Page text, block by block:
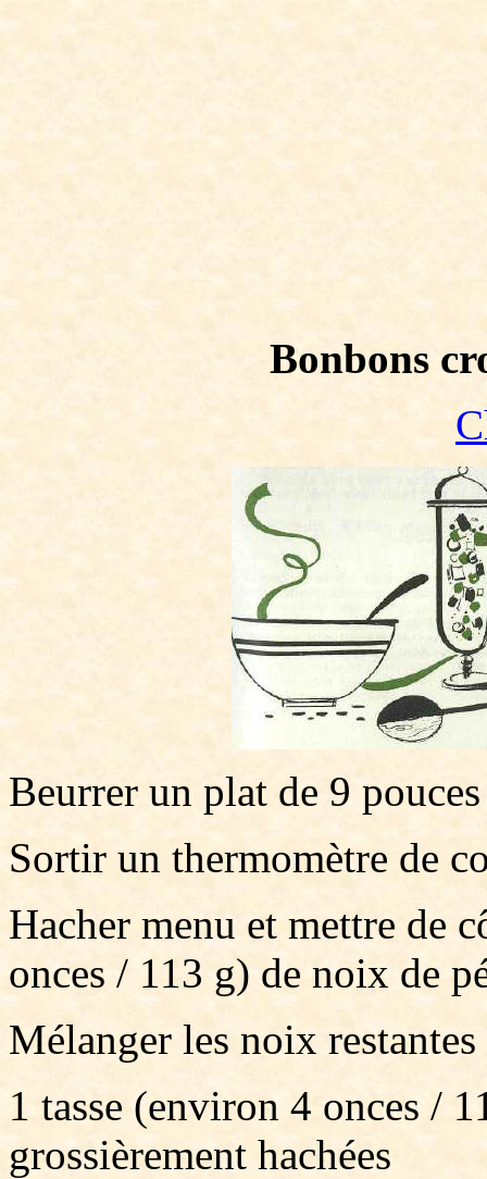
Bonbons
Beurrer un plat de 9
Sortir un thermomètre de
Hacher menu et mettre de
onces / 113 g) de noix de
Mélanger les noix restantes
1 tasse (environ 4 onces /
grossièrement hachées